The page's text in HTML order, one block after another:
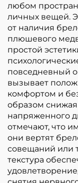
любом
личных вещей.
от наличия
плюшевого
простой
повседневный
вызывает
комфортом и
образом снижая
напряженного
отмечают, что
они вертят
совещаний или
текстура